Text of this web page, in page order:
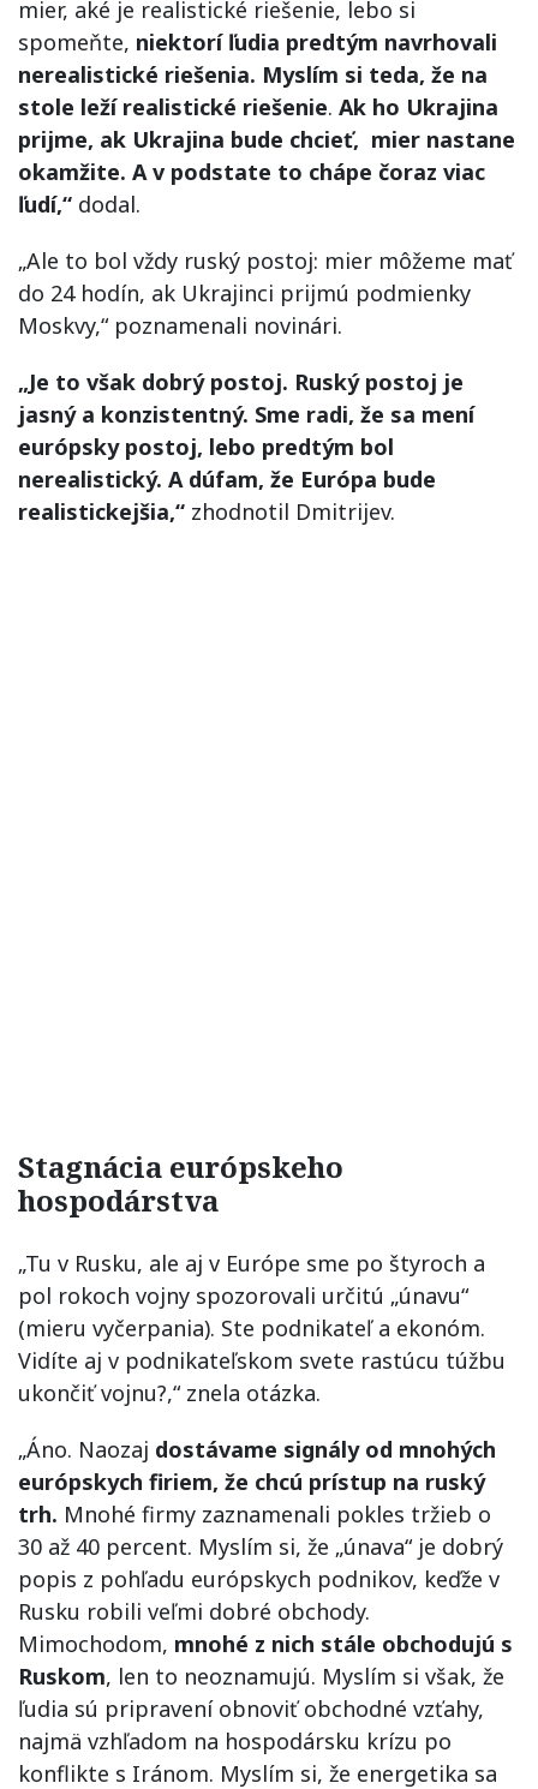
mier, aké je realistické riešenie, lebo si
spomeňte, niektorí ľudia predtým navrhovali
nerealistické riešenia. Myslím si teda, že na
stole leží realistické riešenie. Ak ho Ukrajina
prijme, ak Ukrajina bude chcieť, mier nastane
okamžite. A v podstate to chápe čoraz viac
ľudí,“ dodal.
„Ale to bol vždy ruský postoj: mier môžeme mať
do 24 hodín, ak Ukrajinci prijmú podmienky
Moskvy,“ poznamenali novinári.
„Je to však dobrý postoj. Ruský postoj je
jasný a konzistentný. Sme radi, že sa mení
európsky postoj, lebo predtým bol
nerealistický. A dúfam, že Európa bude
realistickejšia,“ zhodnotil Dmitrijev.
Stagnácia európskeho
hospodárstva
„Tu v Rusku, ale aj v Európe sme po štyroch a
pol rokoch vojny spozorovali určitú „únavu“
(mieru vyčerpania). Ste podnikateľ a ekonóm.
Vidíte aj v podnikateľskom svete rastúcu túžbu
ukončiť vojnu?,“ znela otázka.
„Áno. Naozaj dostávame signály od mnohých
európskych firiem, že chcú prístup na ruský
trh. Mnohé firmy zaznamenali pokles tržieb o
30 až 40 percent. Myslím si, že „únava“ je dobrý
popis z pohľadu európskych podnikov, keďže v
Rusku robili veľmi dobré obchody.
Mimochodom, mnohé z nich stále obchodujú s
Ruskom, len to neoznamujú. Myslím si však, že
ľudia sú pripravení obnoviť obchodné vzťahy,
najmä vzhľadom na hospodársku krízu po
konflikte s Iránom. Myslím si, že energetika sa